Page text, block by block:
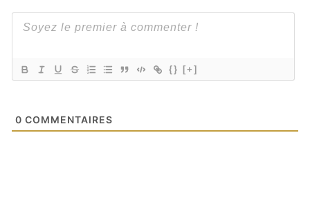
{} [+]
0 COMMENTAIRES